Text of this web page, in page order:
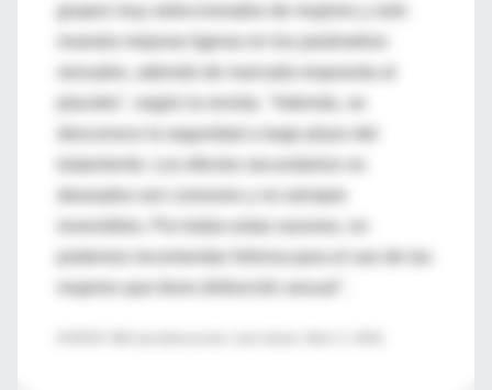
grupos muy seleccionados de mujeres y solo
muestra mejoras ligeras en los parámetros
placebo", según la revista. "Además, se
desconoce la seguridad a largo plazo del